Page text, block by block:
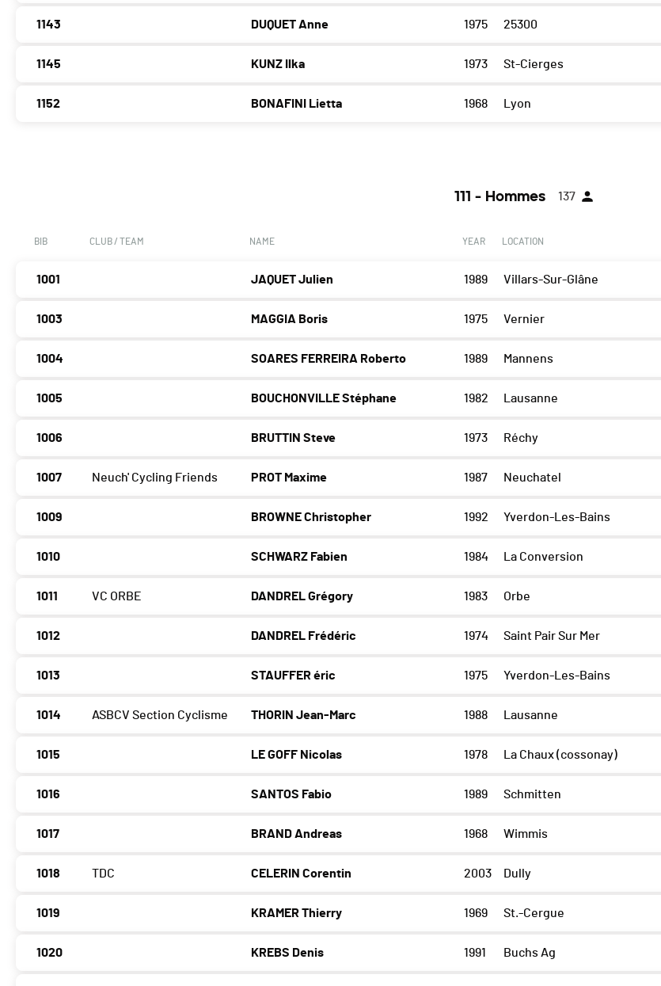
1143 DUQUET Anne 1975 25300
1145 KUNZ Ilka 1973 St-Cierges
1152 BONAFINI Lietta 1968 Lyon
111 - Hommes 137
BIB CLUB / TEAM NAME YEAR LOCATION
1001 JAQUET Julien 1989 Villars-Sur-Glâne
1003 MAGGIA Boris 1975 Vernier
1004 SOARES FERREIRA Roberto 1989 Mannens
1005 BOUCHONVILLE Stéphane 1982 Lausanne
1006 BRUTTIN Steve 1973 Réchy
1007 Neuch' Cycling Friends PROT Maxime 1987 Neuchatel
1009 BROWNE Christopher 1992 Yverdon-Les-Bains
1010 SCHWARZ Fabien 1984 La Conversion
1011 VC ORBE DANDREL Grégory 1983 Orbe
1012 DANDREL Frédéric 1974 Saint Pair Sur Mer
1013 STAUFFER éric 1975 Yverdon-Les-Bains
1014 ASBCV Section Cyclisme THORIN Jean-Marc 1988 Lausanne
1015 LE GOFF Nicolas 1978 La Chaux (cossonay)
1016 SANTOS Fabio 1989 Schmitten
1017 BRAND Andreas 1968 Wimmis
1018 TDC CELERIN Corentin 2003 Dully
1019 KRAMER Thierry 1969 St.-Cergue
1020 KREBS Denis 1991 Buchs Ag